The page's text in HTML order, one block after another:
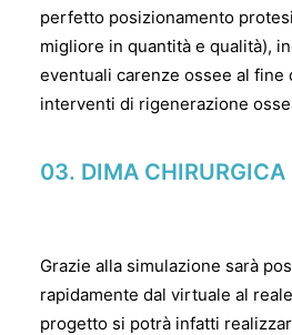
perfetto posizionamento
migliore in quantità e qualità),
eventuali carenze ossee al fine
interventi di rigenerazione
03. DIMA CHIRURGICA
Grazie alla simulazione sarà
rapidamente dal virtuale al
progetto si potrà infatti